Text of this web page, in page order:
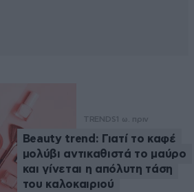
TRENDS 1 ω. πριν
Beauty trend: Γιατί το καφέ
μολύβι αντικαθιστά το μαύρο
και γίνεται η απόλυτη τάση
του καλοκαιριού